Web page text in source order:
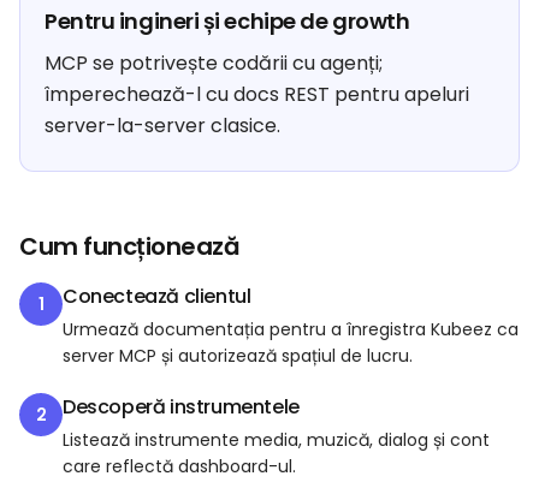
Pentru ingineri și echipe de growth
MCP se potrivește codării cu agenți;
împerechează-l cu docs REST pentru apeluri
server-la-server clasice.
Cum funcționează
1 Conectează clientul
Urmează documentația pentru a înregistra Kubeez ca
server MCP și autorizează spațiul de lucru.
2 Descoperă instrumentele
Listează instrumente media, muzică, dialog și cont
care reflectă dashboard-ul.